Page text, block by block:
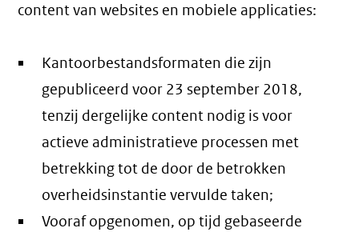
content van websites en mobiele applicaties:
Kantoorbestandsformaten die zijn
gepubliceerd voor 23 september 2018,
tenzij dergelijke content nodig is voor
actieve administratieve processen met
betrekking tot de door de betrokken
overheidsinstantie vervulde taken;
Vooraf opgenomen, op tijd gebaseerde